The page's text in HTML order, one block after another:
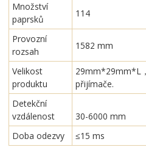
Množství
paprsků
114
Provozní
rozsah
1582 mm
Velikost
produktu
29mm*29mm*L
přijímače.
Detekční
vzdálenost
30-6000 mm
Doba odezvy
≤15 ms